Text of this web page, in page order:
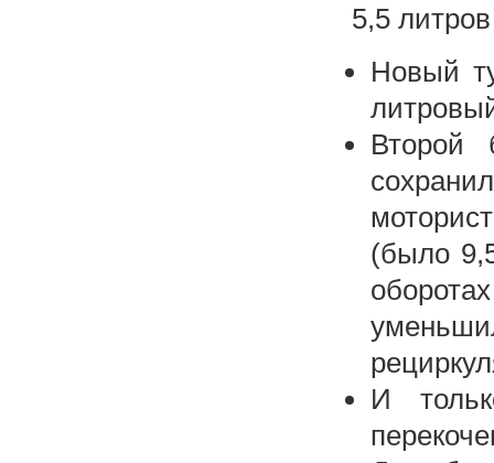
5,5
Новый
Второй
(было
И